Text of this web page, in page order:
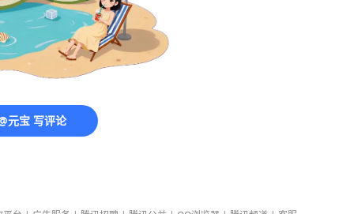
元宝 写评论